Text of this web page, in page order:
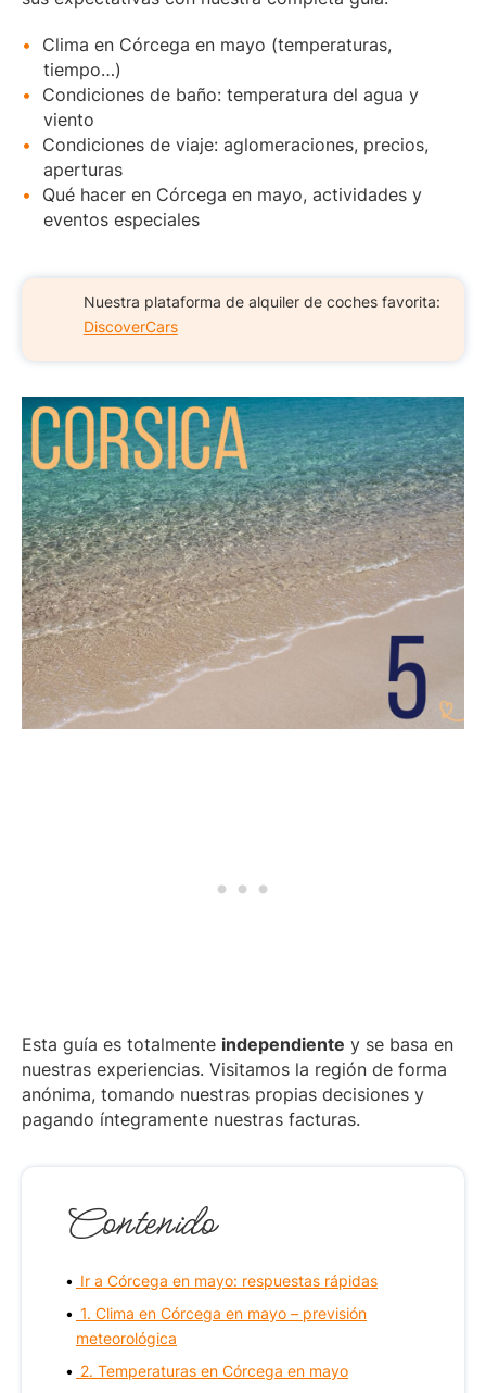
Clima en Córcega en mayo (temperaturas,
tiempo…)
Condiciones de baño: temperatura del agua y
viento
Condiciones de viaje: aglomeraciones, precios,
aperturas
Qué hacer en Córcega en mayo, actividades y
eventos especiales
Nuestra plataforma de alquiler de coches favorita:
DiscoverCars
Esta guía es totalmente independiente y se basa en
nuestras experiencias. Visitamos la región de forma
anónima, tomando nuestras propias decisiones y
pagando íntegramente nuestras facturas.
Contenido
Ir a Córcega en mayo: respuestas rápidas
1. Clima en Córcega en mayo – previsión
meteorológica
2. Temperaturas en Córcega en mayo